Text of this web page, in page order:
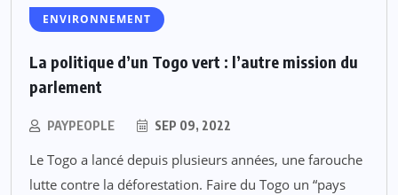
ENVIRONNEMENT
La politique d’un Togo vert : l’autre mission du
parlement
PAYPEOPLE SEP 09, 2022
Le Togo a lancé depuis plusieurs années, une farouche
lutte contre la déforestation. Faire du Togo un “pays